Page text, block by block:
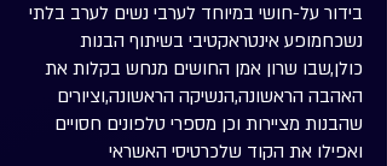
בידור על-חושי במיוחד לערבי נשים לערב בלתי
נשכחמופע אינטראקטיבי בשיתוף הבנות
כולן,שבו שרון אמן החושים מנחש בקלות את
האהבה הראשונה,הנשיקה הראשונה,וציורים
שהבנות מציירות וכן מספרי טלפונים חסויים
ואפילו את הקוד שלכרטיסי האשראי